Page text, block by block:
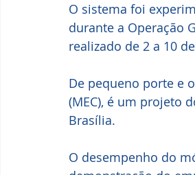
O sistema foi
durante a Operação
realizado de 2 a 10
De pequeno porte e
(MEC), é um projeto
Brasília.
O desempenho do